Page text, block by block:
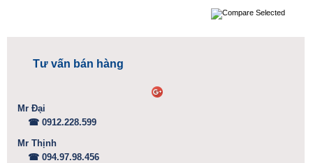
Tư vấn bán hàng
Mr Đại
☎ 0912.228.599
Mr Thịnh
☎ 094.97.98.456